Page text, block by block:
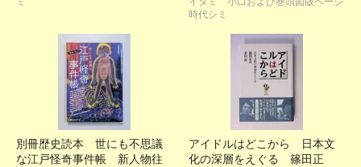
時代シミ
別冊歴史読本 世にも不思議
な江戸怪奇事件帳 新人物往
アイドルはどこから 日本文
化の深層をえぐる 篠田正